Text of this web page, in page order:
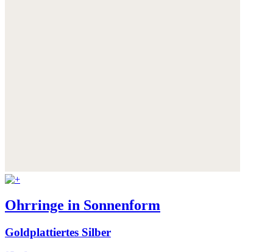
Ohrringe in Sonnenform
Goldplattiertes Silber